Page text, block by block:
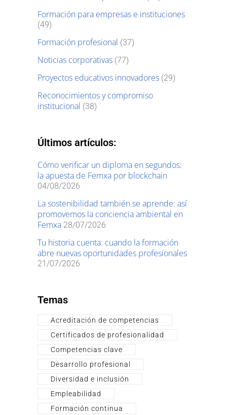
Formación para empresas e instituciones
(49)
Formación profesional (37)
Noticias corporativas (77)
Proyectos educativos innovadores (29)
Reconocimientos y compromiso
institucional (38)
Últimos artículos:
Cómo verificar un diploma en segundos:
la apuesta de Femxa por blockchain
04/08/2026
La sostenibilidad también se aprende: así
promovemos la conciencia ambiental en
Femxa 28/07/2026
Tu historia cuenta: cuando la formación
abre nuevas oportunidades profesionales
21/07/2026
Temas
Acreditación de competencias
Certificados de profesionalidad
Competencias clave
Desarrollo profesional
Diversidad e inclusión
Empleabilidad
Formación continua